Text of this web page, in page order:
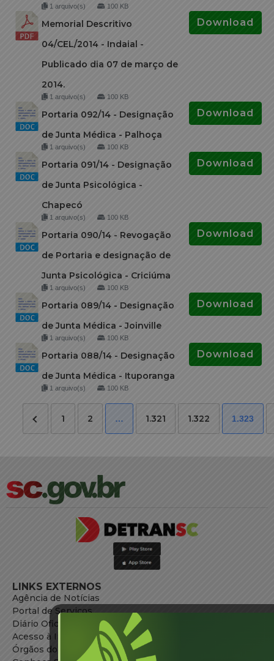
1 arquivo(s) 100 KB
Memorial Descritivo
04/CEL/2014 - Indaial -
Publicado dia 07 de março de
2014.
1 arquivo(s) 100 KB
Download
Portaria 092/14 - Designação
de Junta Médica - Palhoça
1 arquivo(s) 100 KB
Download
Portaria 091/14 - Designação
de Junta Psicológica -
Chapecó
1 arquivo(s) 100 KB
Download
Portaria 090/14 - Revogação
de Portaria e designação de
Junta Psicológica - Criciúma
1 arquivo(s) 100 KB
Download
Portaria 089/14 - Designação
de Junta Médica - Joinville
1 arquivo(s) 100 KB
Download
Portaria 088/14 - Designação
de Junta Médica - Ituporanga
1 arquivo(s) 100 KB
Download
1 2 … 1.321 1.322 1.323
LINKS EXTERNOS
Agência de Notícias
Portal de Serviços
Diário Oficial
Acesso à Informação
Órgãos do Governo